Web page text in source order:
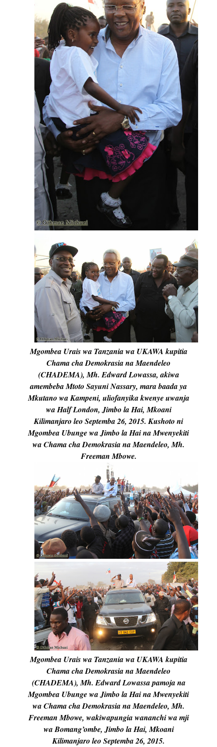
Mgombea Urais wa Tanzania wa UKAWA kupitia
Chama cha Demokrasia na Maendeleo
(CHADEMA), Mh. Edward Lowassa, akiwa
amembeba Mtoto Sayuni Nassary, mara baada ya
Mkutano wa Kampeni, uliofanyika kwenye uwanja
wa Half London, Jimbo la Hai, Mkoani
Kilimanjaro leo Septemba 26, 2015. Kushoto ni
Mgombea Ubunge wa Jimbo la Hai na Mwenyekiti
wa Chama cha Demokrasia na Maendeleo, Mh.
Freeman Mbowe.
Mgombea Urais wa Tanzania wa UKAWA kupitia
Chama cha Demokrasia na Maendeleo
(CHADEMA), Mh. Edward Lowassa pamoja na
Mgombea Ubunge wa Jimbo la Hai na Mwenyekiti
wa Chama cha Demokrasia na Maendeleo, Mh.
Freeman Mbowe, wakiwapungia wananchi wa mji
wa Bomang’ombe, Jimbo la Hai, Mkoani
Kilimanjaro leo Septemba 26, 2015.